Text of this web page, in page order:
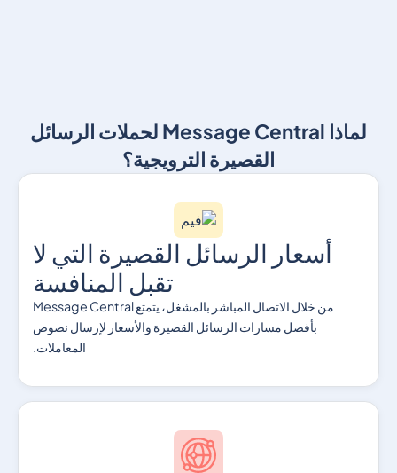
لماذا Message Central لحملات الرسائل
القصيرة الترويجية؟
أسعار الرسائل القصيرة التي لا
تقبل المنافسة
من خلال الاتصال المباشر بالمشغل، يتمتع Message Central
بأفضل مسارات الرسائل القصيرة والأسعار لإرسال نصوص
المعاملات.